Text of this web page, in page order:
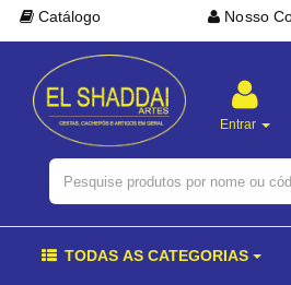
Nosso
Catálogo
Entrar
TODAS AS CATEGORIAS